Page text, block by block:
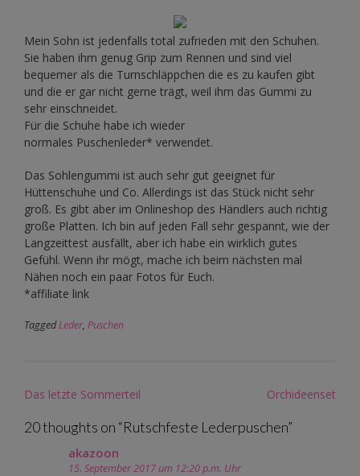
Mein Sohn ist jedenfalls total zufrieden mit den Schuhen.
Sie haben ihm genug Grip zum Rennen und sind viel
bequemer als die Turnschläppchen die es zu kaufen gibt
und die er gar nicht gerne trägt, weil ihm das Gummi zu
sehr einschneidet.
Für die Schuhe habe ich wieder
normales Puschenleder* verwendet.
Das Sohlengummi ist auch sehr gut geeignet für
Hüttenschuhe und Co. Allerdings ist das Stück nicht sehr
groß. Es gibt aber im Onlineshop des Händlers auch richtig
große Platten. Ich bin auf jeden Fall sehr gespannt, wie der
Langzeittest ausfällt, aber ich habe ein wirklich gutes
Gefühl. Wenn ihr mögt, mache ich beim nächsten mal
Nähen noch ein paar Fotos für Euch.
*affiliate link
TaggedLeder, Puschen
Post
Das letzte Sommerteil Orchideenset
20 thoughts on “Rutschfeste Lederpuschen”
akazoon
15. September 2017 um 12:20 p.m. Uhr